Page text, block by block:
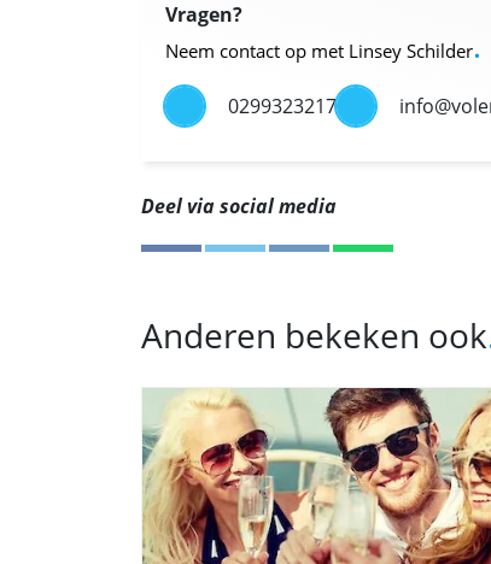
Vragen?
Neem contact op met Linsey Schilder.
0299323217
Deel via social media
Anderen bekeken ook